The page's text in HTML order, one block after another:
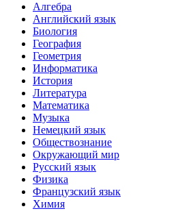
Алгебра
Английский язык
Биология
География
Геометрия
Информатика
История
Литература
Математика
Музыка
Немецкий язык
Обществознание
Окружающий мир
Русский язык
Физика
Французский язык
Химия